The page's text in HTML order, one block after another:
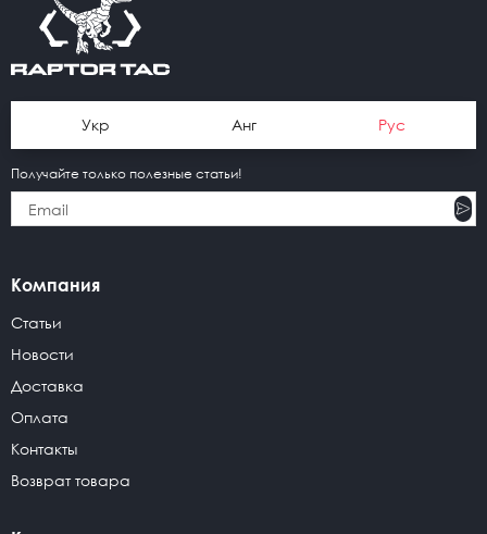
Укр Анг Рус
Получайте только полезные статьи!
Компания
Статьи
Новости
Доставка
Оплата
Контакты
Возврат товара